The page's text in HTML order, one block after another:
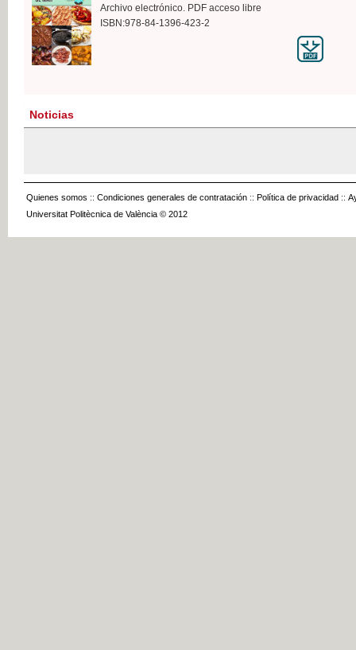
Archivo electrónico. PDF acceso libre
ISBN:978-84-1396-423-2
Noticias
Quienes somos :: Condiciones generales de contratación :: Política de privacidad ::
Universitat Politècnica de València © 2012